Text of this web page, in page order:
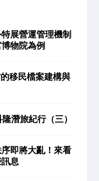
展營運管理機制
物院為例
移民檔案建構與
潛旅紀行（三）
即將大亂！來看
息